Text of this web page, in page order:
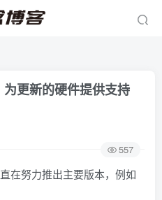
更新的硬件提供支持
557
在努力推出主要版本，例如